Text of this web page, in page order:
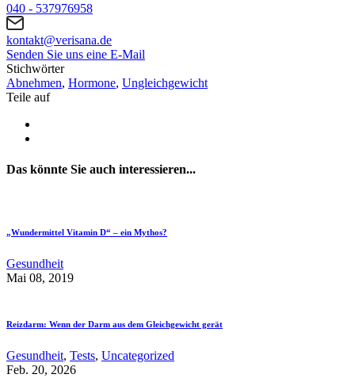
040 - 537976958
kontakt@verisana.de
Senden Sie uns eine E-Mail
Stichwörter
Abnehmen, Hormone, Ungleichgewicht
Teile auf
Das könnte Sie auch interessieren...
„Wundermittel Vitamin D“ – ein Mythos?
Gesundheit
Mai 08, 2019
Reizdarm: Wenn der Darm aus dem Gleichgewicht gerät
Gesundheit, Tests, Uncategorized
Feb. 20, 2026